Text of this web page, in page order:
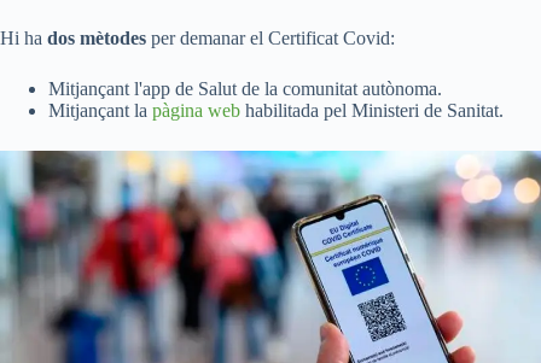
Hi ha dos mètodes per demanar el Certificat Covid:
Mitjançant l'app de Salut de la comunitat autònoma.
Mitjançant la pàgina web habilitada pel Ministeri de Sanitat.